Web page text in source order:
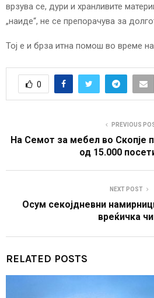
врзува се, дури и хранливите
„наиде“, не се препорачува за
Тој е и брза итна помош во време
0
PREVIOUS
На Семот за мебел во Скопје
од 15.000
NEXT POST
Осум секојдневни
вреќичка
RELATED POSTS